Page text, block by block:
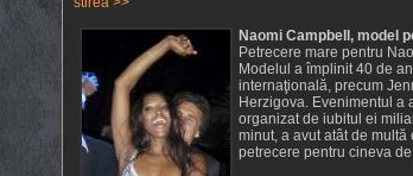
Naomi Campbell, model
Petrecere mare pentru
Modelul a împlinit 40 de
internaţională, precum
Herzigova. Evenimentul a
organizat de iubitul ei
minut, a avut atât de
petrecere pentru cineva